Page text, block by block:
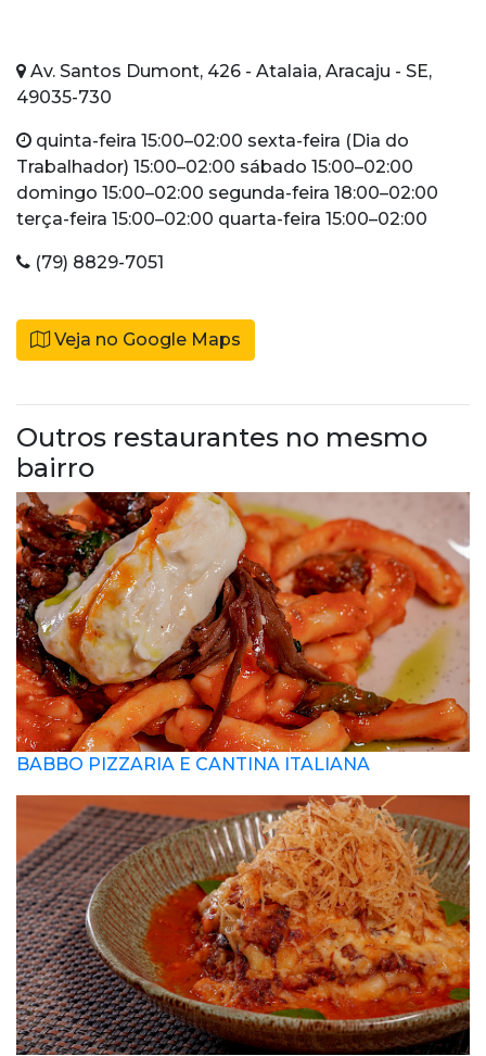
Av. Santos Dumont, 426 - Atalaia, Aracaju - SE,
49035-730
quinta-feira 15:00–02:00 sexta-feira (Dia do
Trabalhador) 15:00–02:00 sábado 15:00–02:00
domingo 15:00–02:00 segunda-feira 18:00–02:00
terça-feira 15:00–02:00 quarta-feira 15:00–02:00
(79) 8829-7051
Veja no Google Maps
Outros restaurantes no mesmo
bairro
BABBO PIZZARIA E CANTINA ITALIANA